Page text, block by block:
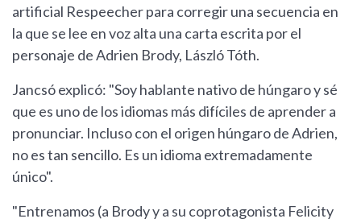
artificial Respeecher para corregir una secuencia en
la que se lee en voz alta una carta escrita por el
personaje de Adrien Brody, László Tóth.
Jancsó explicó: "Soy hablante nativo de húngaro y sé
que es uno de los idiomas más difíciles de aprender a
pronunciar. Incluso con el origen húngaro de Adrien,
no es tan sencillo. Es un idioma extremadamente
único".
"Entrenamos (a Brody y a su coprotagonista Felicity